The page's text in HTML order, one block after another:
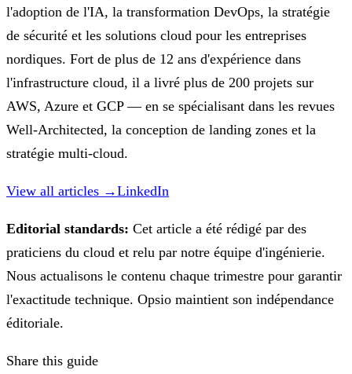
l'adoption de l'IA, la transformation DevOps, la stratégie
de sécurité et les solutions cloud pour les entreprises
nordiques. Fort de plus de 12 ans d'expérience dans
l'infrastructure cloud, il a livré plus de 200 projets sur
AWS, Azure et GCP — en se spécialisant dans les revues
Well-Architected, la conception de landing zones et la
stratégie multi-cloud.
View all articles →LinkedIn
Editorial standards: Cet article a été rédigé par des
praticiens du cloud et relu par notre équipe d'ingénierie.
Nous actualisons le contenu chaque trimestre pour garantir
l'exactitude technique. Opsio maintient son indépendance
éditoriale.
Share this guide